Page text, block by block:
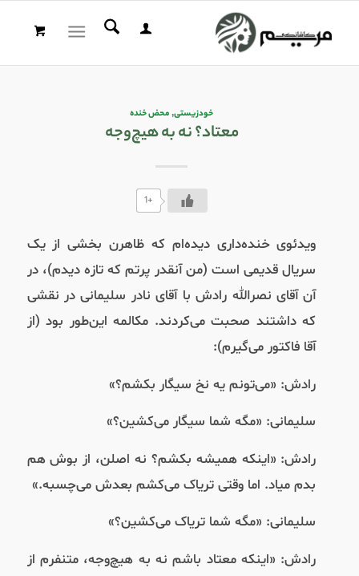
خودزیستی, محض خنده
معتاد؟ نه به هیچ‌وجه
+1
ویدئوی خنده‌داری دید‌ه‌ام که ظاهرن بخشی از یک
سریال قدیمی است (من آنقدر پرتم که تازه دیدم)، در
آن آقای نصرالله رادش با آقای نادر سلیمانی در نقشی
که داشتند صحبت می‌کردند. مکالمه این‌طور بود (از
آقا فاکتور می‌گیرم):
رادش: «می‌تونم یه نخ سیگار بکشم؟»
سلیمانی: «مگه شما سیگار می‌کشین؟»
رادش: «اینکه همیشه بکشم؟ نه اصلن، از بوش هم
بدم میاد. اما وقتی تریاک می‌کشم بعدش می‌چسبه.»
سلیمانی: «مگه شما تریاک می‌کشین؟»
رادش: «اینکه معتاد باشم نه به هیچ‌وجه، متنفرم از